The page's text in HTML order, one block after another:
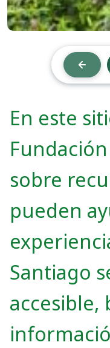
En este
sobre
pueden
Santiago
accesible,